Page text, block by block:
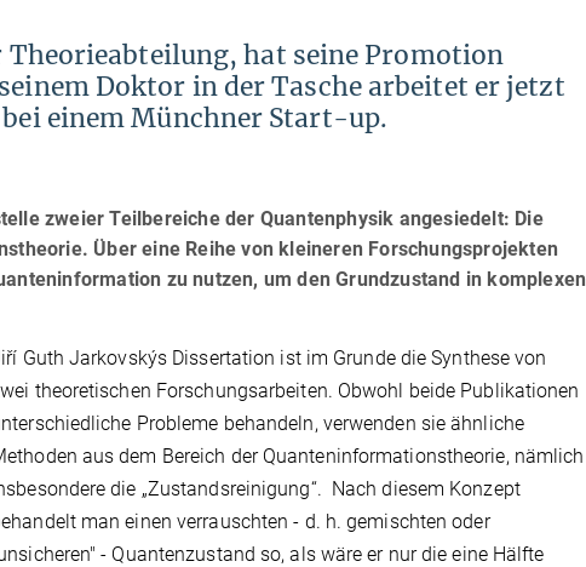
hat seine Promotion
Doktor in der Tasche arbeitet er jetzt
einem Münchner Start-up.
zweier Teilbereiche der Quantenphysik angesiedelt: Die
Über eine Reihe von kleineren Forschungsprojekten
zu nutzen, um den Grundzustand in komplexen
Guth Jarkovskýs Dissertation ist im Grunde die Synthese von
theoretischen Forschungsarbeiten. Obwohl beide Publikationen
Probleme behandeln, verwenden sie ähnliche
aus dem Bereich der Quanteninformationstheorie, nämlich
die „Zustandsreinigung“. Nach diesem Konzept
man einen verrauschten - d. h. gemischten oder
- Quantenzustand so, als wäre er nur die eine Hälfte